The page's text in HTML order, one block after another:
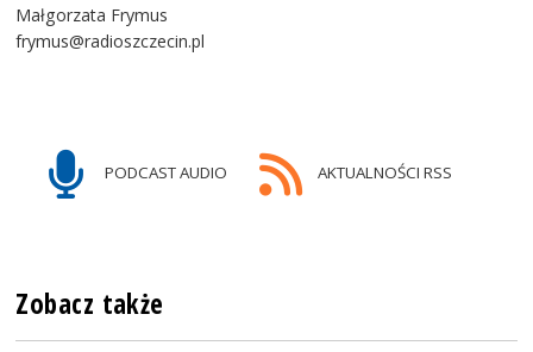
Małgorzata Frymus
frymus@radioszczecin.pl
PODCAST AUDIO AKTUALNOŚCI RSS
Zobacz także